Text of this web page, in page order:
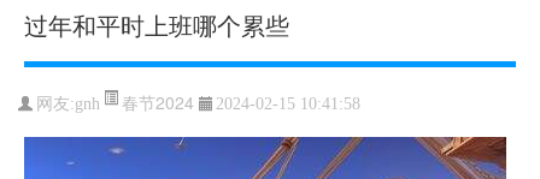
过年和平时上班哪个累些
网友:gnh 春节2024 2024-02-15 10:41:58